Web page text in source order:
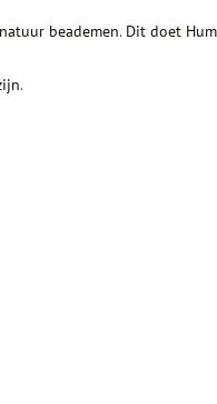
beademen. Dit doet